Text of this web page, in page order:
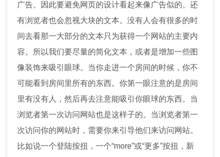
广告。因此要避免网页的设计看起来像广告似的。还
有浏览者也会忽视大块的文本。没有人会有很多的时
间去看那一大部分的文本只为获得一个网站的主要内
容。所以我们要尽量的简化文本，或者是增加一些图
像装饰来吸引眼球。当你走进一个房间的时候，你不
可能看到房间里所有的东西。你第一眼注意的是房间
里有没有人，然后再去注意能吸引你眼球的东西。当
浏览者第一次访问网站也是这样子的。当浏览者第一
次访问你的网站时，需要你来引导他们来访问网站。
比如说一个登陆按扭，一个“more”或“更多”按扭，新